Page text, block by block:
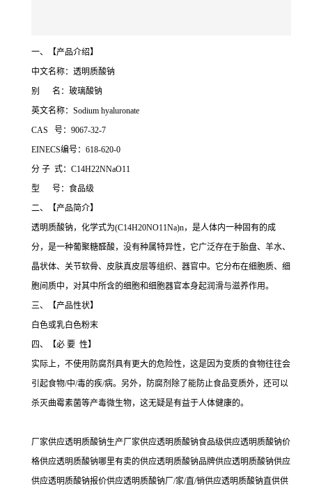
一、【产品介绍】
中文名称：透明质酸钠
别 名：玻璃酸钠
英文名称：Sodium hyaluronate
CAS 号：9067-32-7
EINECS编号：618-620-0
分 子 式：C14H22NNaO11
型 号：食品级
二、【产品简介】
透明质酸钠，化学式为(C14H20NO11Na)n，是人体内一种固有的成
分，是一种葡聚糖醛酸，没有种属特异性，它广泛存在于胎盘、羊水、
晶状体、关节软骨、皮肤真皮层等组织、器官中。它分布在细胞质、细
胞间质中，对其中所含的细胞和细胞器官本身起润滑与滋养作用。
三、【产品性状】
白色或乳白色粉末
四、【必 要 性】
实际上，不使用防腐剂具有更大的危险性，这是因为变质的食物往往会
引起食物/中/毒的疾/病。另外，防腐剂除了能防止食品变质外，还可以
杀灭曲霉素菌等产毒微生物，这无疑是有益于人体健康的。
厂家供应透明质酸钠生产厂家供应透明质酸钠食品级供应透明质酸钠价
格供应透明质酸钠哪里有卖的供应透明质酸钠品牌供应透明质酸钠供应
供应透明质酸钠报价供应透明质酸钠厂/家/直/销供应透明质酸钠直供供